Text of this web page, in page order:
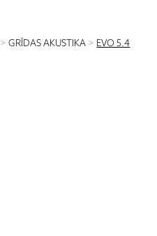
>GRĪDAS AKUSTIKA > EVO 5.4